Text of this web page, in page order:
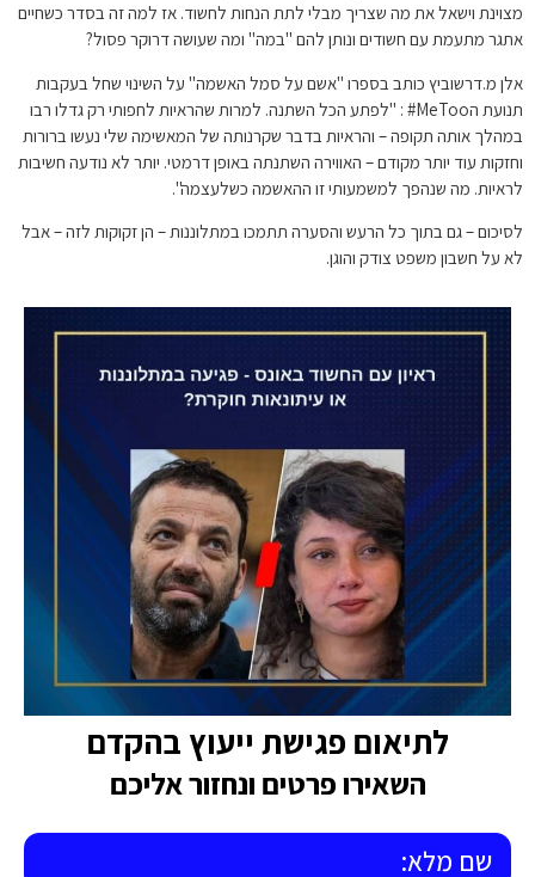
מצוינת וישאל את מה שצריך מבלי לתת הנחות לחשוד. אז למה זה בסדר כשחיים
אתגר מתעמת עם חשודים ונותן להם "במה" ומה שעושה דרוקר פסול?
אלן מ.דרשוביץ כותב בספרו "אשם על סמל האשמה" על השינוי שחל בעקבות
תנועת הMeToo# : "לפתע הכל השתנה. למרות שהראיות לחפותי רק גדלו רבו
במהלך אותה תקופה – והראיות בדבר שקרנותה של המאשימה שלי נעשו ברורות
וחזקות עוד יותר מקודם – האווירה השתנתה באופן דרמטי. יותר לא נודעה חשיבות
לראיות. מה שנהפך למשמעותי זו ההאשמה כשלעצמה".
לסיכום – גם בתוך כל הרעש והסערה תתמכו במתלוננות – הן זקוקות לזה – אבל
לא על חשבון משפט צודק והוגן.
לתיאום פגישת ייעוץ בהקדם
השאירו פרטים ונחזור אליכם